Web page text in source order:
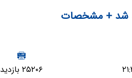
۲۵۲۰۶ بازدید